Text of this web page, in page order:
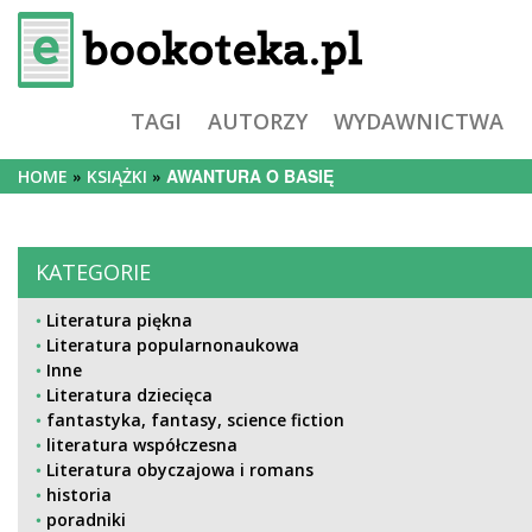
TAGI AUTORZY WYDAWNICTWA
HOME KSIĄŻKI AWANTURA O BASIĘ
KATEGORIE
Literatura piękna
Literatura popularnonaukowa
Inne
Literatura dziecięca
fantastyka, fantasy, science fiction
literatura współczesna
Literatura obyczajowa i romans
historia
poradniki